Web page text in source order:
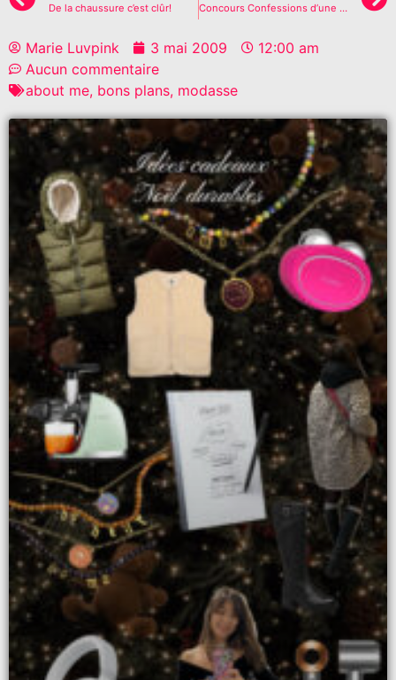
De la chaussure c’est clûr! Concours Confessions d’une accro du shopping
Marie Luvpink 3 mai 2009
12:00 am
Aucun commentaire
about me, bons plans, modasse